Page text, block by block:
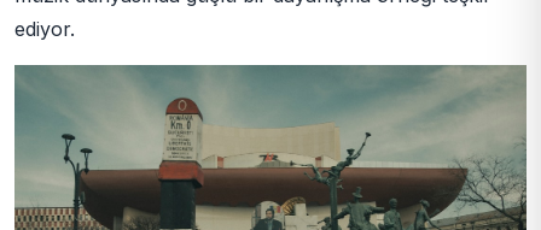
ediyor.